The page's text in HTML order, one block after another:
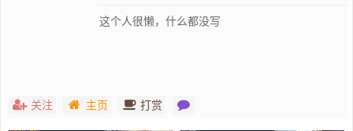
这个人很懒，什么都没写
关注 主页 打赏